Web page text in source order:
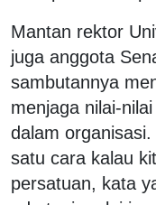
Mantan rektor
juga anggota
sambutannya
menjaga nilai-
dalam
satu cara kalau
persatuan, kata